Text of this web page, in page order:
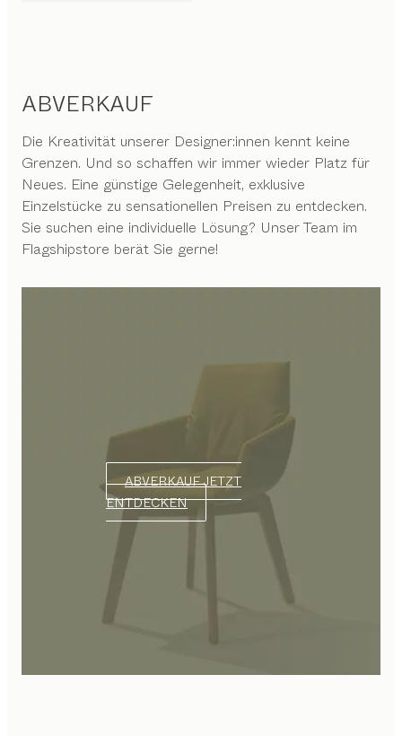
ABVERKAUF
Die Kreativität unserer Designer:innen kennt keine
Grenzen. Und so schaffen wir immer wieder Platz für
Neues. Eine günstige Gelegenheit, exklusive
Einzelstücke zu sensationellen Preisen zu entdecken.
Sie suchen eine individuelle Lösung? Unser Team im
Flagshipstore berät Sie gerne!
ABVERKAUF JETZT
ENTDECKEN